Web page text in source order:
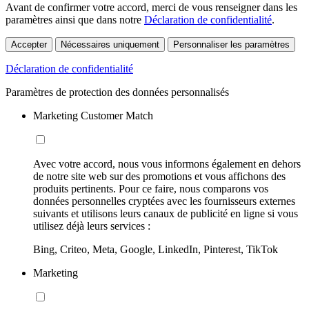
Avant de confirmer votre accord, merci de vous renseigner dans les
paramètres ainsi que dans notre Déclaration de confidentialité.
Accepter Nécessaires uniquement Personnaliser les paramètres
Déclaration de confidentialité
Paramètres de protection des données personnalisés
Marketing Customer Match
Avec votre accord, nous vous informons également en dehors
de notre site web sur des promotions et vous affichons des
produits pertinents. Pour ce faire, nous comparons vos
données personnelles cryptées avec les fournisseurs externes
suivants et utilisons leurs canaux de publicité en ligne si vous
utilisez déjà leurs services :
Bing, Criteo, Meta, Google, LinkedIn, Pinterest, TikTok
Marketing